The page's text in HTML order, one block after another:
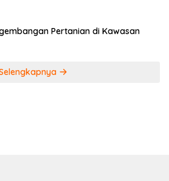
Pertanian di Kawasan